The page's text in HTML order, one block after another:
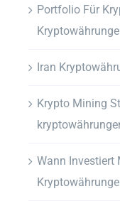
Portfolio Für
Iran
Krypto Mining
Wann Investiert